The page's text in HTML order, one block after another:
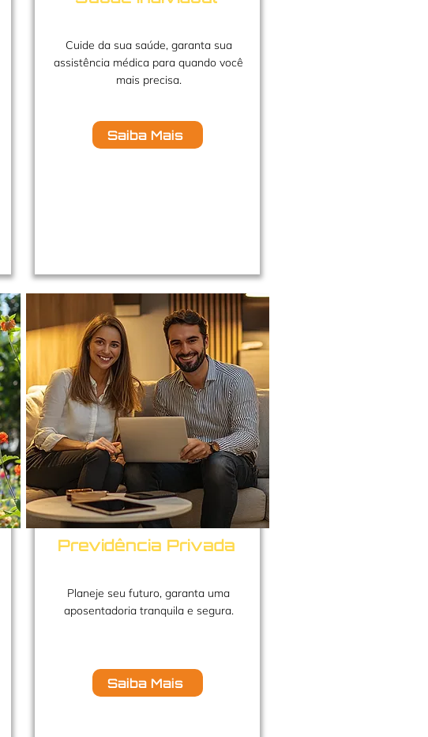
Cuide da sua saúde, garanta sua
assistência médica para quando você
mais precisa.
Saiba Mais
Previdência Privada
Planeje seu futuro, garanta uma
aposentadoria tranquila e segura.
Saiba Mais